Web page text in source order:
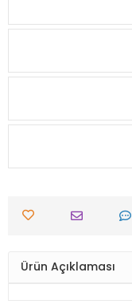
Ürün Açıklaması